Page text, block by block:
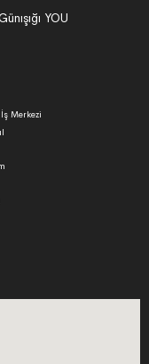
Merkezi